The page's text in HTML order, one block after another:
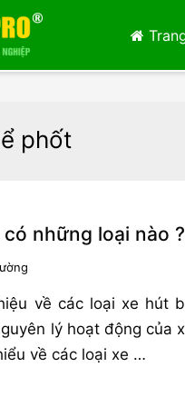
phốt
những loại nào ?
về các loại xe hút
lý hoạt động của
về các loại xe …